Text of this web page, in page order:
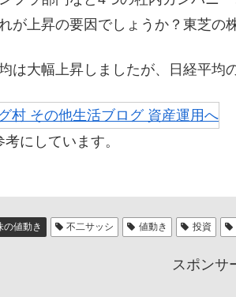
が上昇の要因でしょうか？東芝の
は大幅上昇しましたが、日経平均
にしています。
の値動き 不二サッシ 値動き 投資
スポンサ